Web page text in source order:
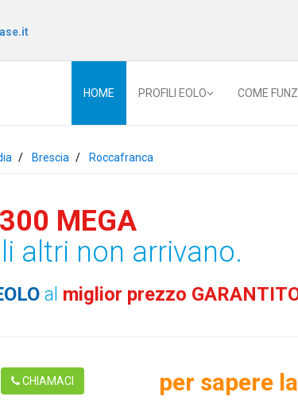
HOME PROFILI EOLO COME
Brescia Roccafranca
300 MEGA
altri non arrivano.
al miglior prezzo
CHIAMACI per sapere